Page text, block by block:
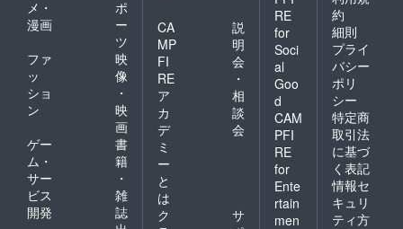
メ・
漫画
ポ
ー
ツ
ファ
ッ
ショ
ン
映
像
・
映
画
ゲー
ム・
サー
ビス
開発
書
籍
・
雑
誌
CA
MP
FI
RE
ア
カ
デ
ミ
ー
と
は
説
明
会
・
相
談
会
ク
サ
RE
for
Soci
al
Goo
d
CAM
PFI
RE
for
Ente
rtain
men
約
細則
プライ
バシー
ポリ
シー
特定商
取引法
に基づ
く表記
情報セ
キュリ
ティ方